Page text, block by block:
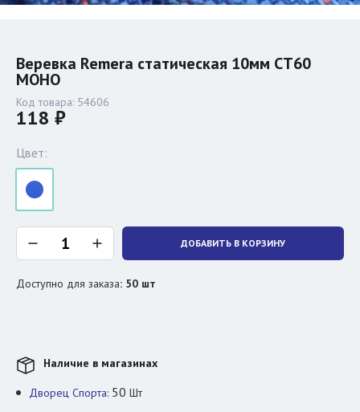
Веревка Remera статическая 10мм СТ60
МОНО
Код товара: 54606
118 ₽
Цвет:
ДОБАВИТЬ В КОРЗИНУ
Доступно для заказа: 50 шт
Наличие в магазинах
Дворец Спорта: 50 Шт